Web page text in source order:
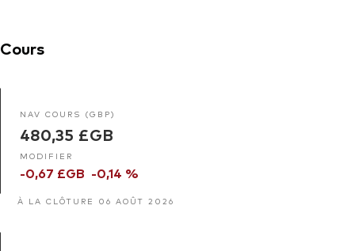
Cours
NAV COURS (GBP)
480,35 £GB
MODIFIER
-0,67 £GB -0,14 %
À LA CLÔTURE 06 AOÛT 2026